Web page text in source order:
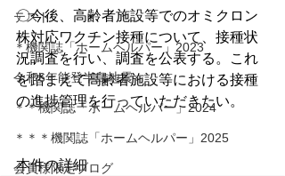
テスト
＊機関誌「ホームヘルパー」2023
令和6年能登半島地震
＊＊機関誌「ホームヘルパー」2024
＊＊＊機関誌「ホームヘルパー」2025
会員様限定ブログ
〇今後、高齢者施設等でのオミクロン
株対応ワクチン接種について、接種状
況調査を行い、調査を公表する。これ
を踏まえて高齢者施設等における接種
の進捗管理を行っていただきたい。
本件の詳細